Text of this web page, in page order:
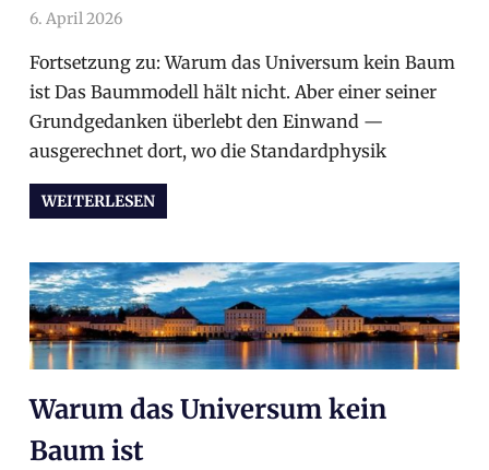
6. April 2026
Fortsetzung zu: Warum das Universum kein Baum
ist Das Baummodell hält nicht. Aber einer seiner
Grundgedanken überlebt den Einwand —
ausgerechnet dort, wo die Standardphysik
WEITERLESEN
Warum das Universum kein
Baum ist